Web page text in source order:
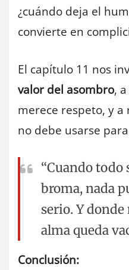
¿cuándo deja el
convierte en
El capítulo 11 nos
valor del asombro,
merece respeto, y
no debe usarse
“Cuando todo
broma, nada
serio. Y donde
alma queda
Conclusión: